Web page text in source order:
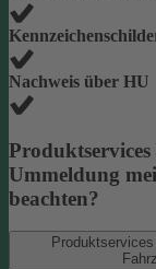
Nachweis über HU
Ummeldung
beachten?